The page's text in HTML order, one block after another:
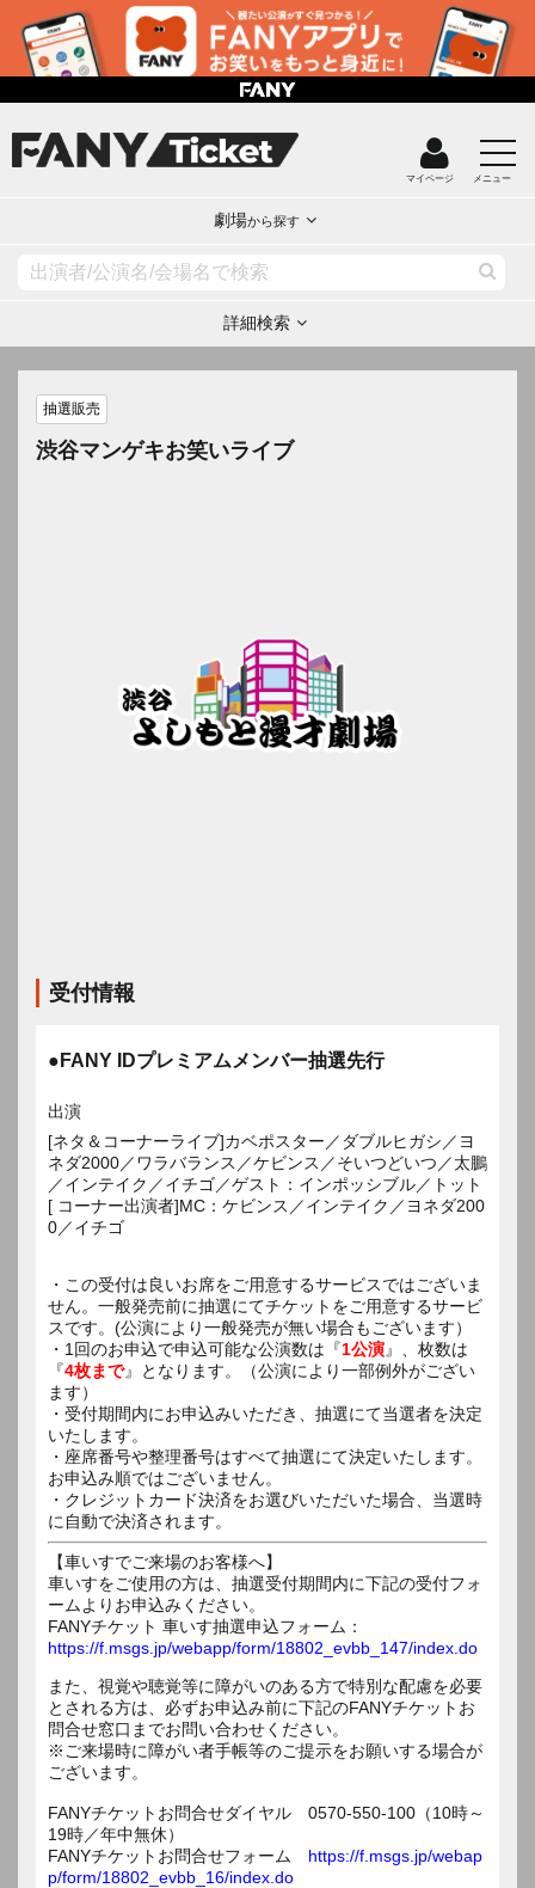
マイページ メニュー
劇場から探す
詳細検索
抽選販売
渋谷マンゲキお笑いライブ
受付情報
●FANY IDプレミアムメンバー抽選先行
出演
[ネタ＆コーナーライブ]カベポスター／ダブルヒガシ／ヨ
ネダ2000／ワラバランス／ケビンス／そいつどいつ／太鵬
／インテイク／イチゴ／ゲスト：インポッシブル／トット
[ コーナー出演者]MC：ケビンス／インテイク／ヨネダ200
0／イチゴ
・この受付は良いお席をご用意するサービスではございま
せん。一般発売前に抽選にてチケットをご用意するサービ
スです。(公演により一般発売が無い場合もございます）
・1回のお申込で申込可能な公演数は『1公演』、枚数は
『4枚まで』となります。（公演により一部例外がござい
ます）
・受付期間内にお申込みいただき、抽選にて当選者を決定
いたします。
・座席番号や整理番号はすべて抽選にて決定いたします。
お申込み順ではございません。
・クレジットカード決済をお選びいただいた場合、当選時
に自動で決済されます。
【車いすでご来場のお客様へ】
車いすをご使用の方は、抽選受付期間内に下記の受付フォ
ームよりお申込みください。
FANYチケット 車いす抽選申込フォーム：
https://f.msgs.jp/webapp/form/18802_evbb_147/index.do
また、視覚や聴覚等に障がいのある方で特別な配慮を必要
とされる方は、必ずお申込み前に下記のFANYチケットお
問合せ窓口までお問い合わせください。
※ご来場時に障がい者手帳等のご提示をお願いする場合が
ございます。
FANYチケットお問合せダイヤル 0570-550-100（10時～
19時／年中無休）
FANYチケットお問合せフォーム https://f.msgs.jp/webap
p/form/18802_evbb_16/index.do